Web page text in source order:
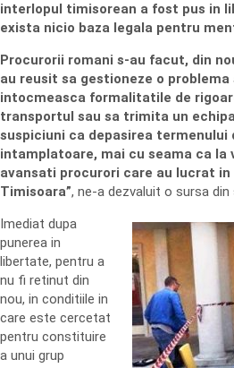
interlopul timisorean a fost pus in
exista nicio baza legala pentru
Procurorii romani s-au facut, din
au reusit sa gestioneze o problema
intocmeasca formalitatile de
transportul sau sa trimita un
suspiciuni ca depasirea termenului
intamplatoare, mai cu seama ca la
avansati procurori care au lucrat in
Timisoara”, ne-a dezvaluit o sursa din
Imediat dupa
punerea in
libertate, pentru a
nu fi retinut din
nou, in conditiile in
care este cercetat
pentru constituire
a unui grup